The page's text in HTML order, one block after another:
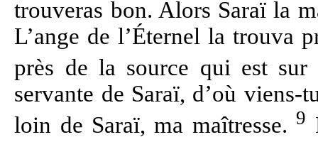
trouveras bon. Alors Saraï la
L’ange de l’Éternel la trouva
près de la source qui est
servante de Saraï, d’où
loin de Saraï, ma maîtresse. 9